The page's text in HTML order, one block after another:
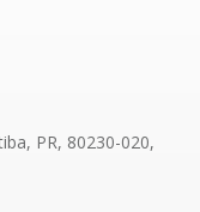
PR, 80230-020,